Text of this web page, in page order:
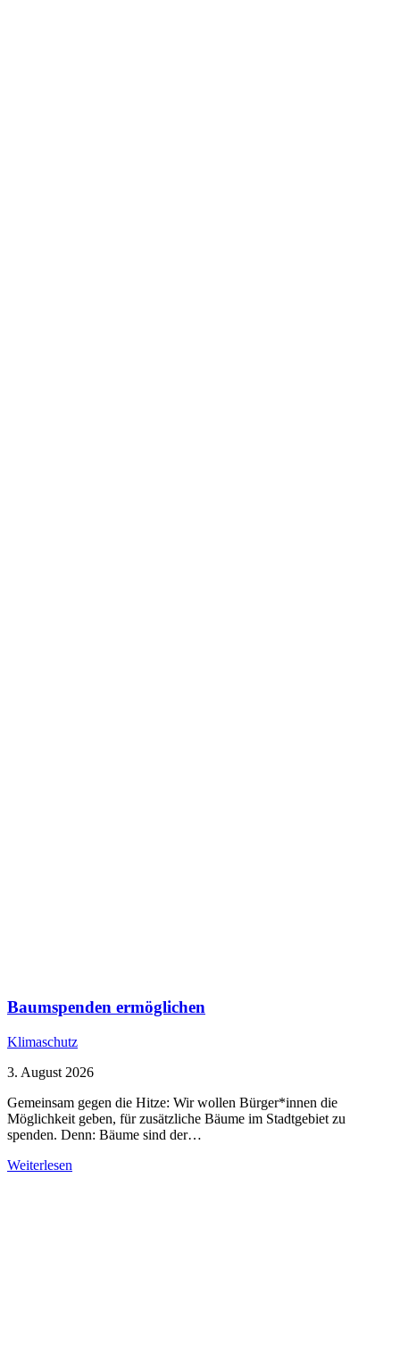
Baumspenden ermöglichen
Klimaschutz
3. August 2026
Gemeinsam gegen die Hitze: Wir wollen Bürger*innen die
Möglichkeit geben, für zusätzliche Bäume im Stadtgebiet zu
spenden. Denn: Bäume sind der…
Weiterlesen